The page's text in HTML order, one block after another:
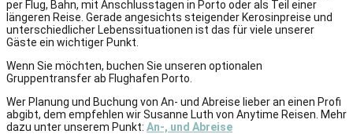
per Flug, Bahn, mit Anschlusstagen in Porto oder als Teil einer
längeren Reise. Gerade angesichts steigender Kerosinpreise und
unterschiedlicher Lebenssituationen ist das für viele unserer
Gäste ein wichtiger Punkt.
Wenn Sie möchten, buchen Sie unseren optionalen
Gruppentransfer ab Flughafen Porto.
Wer Planung und Buchung von An- und Abreise lieber an einen Profi
abgibt, dem empfehlen wir Susanne Luth von Anytime Reisen. Mehr
dazu unter unserem Punkt: An-, und Abreise